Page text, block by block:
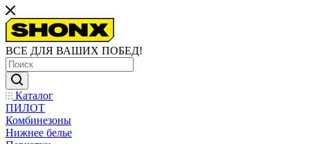
ВСЕ ДЛЯ ВАШИХ ПОБЕД!
Каталог
ПИЛОТ
Комбинезоны
Нижнее белье